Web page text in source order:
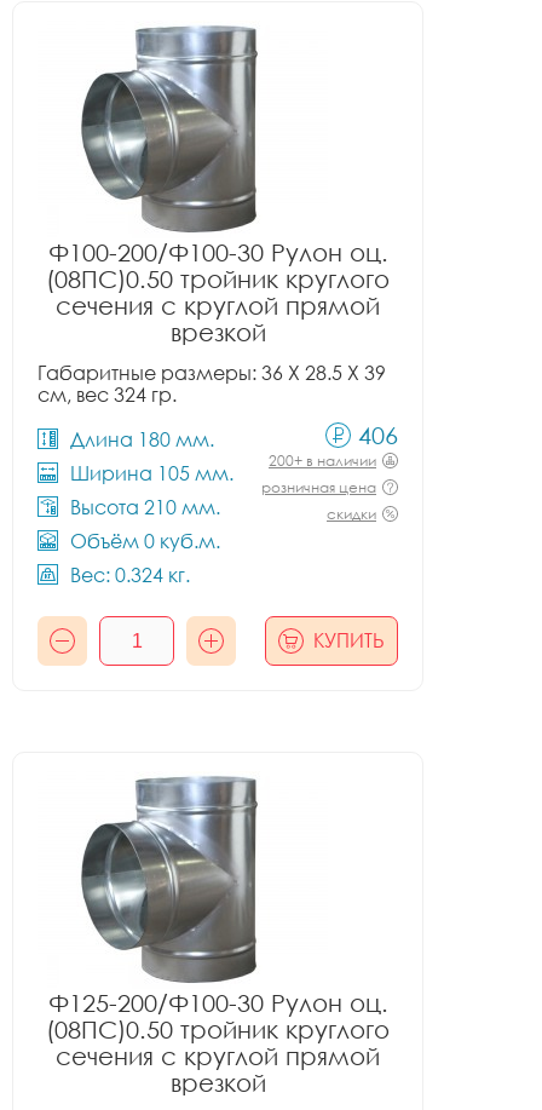
Ф100-200/Ф100-30 Рулон оц.
(08ПС)0.50 тройник круглого
сечения с круглой прямой
врезкой
Габаритные размеры: 36 X 28.5 X 39
см, вес 324 гр.
Длина 180 мм.
Ширина 105 мм.
Высота 210 мм.
Объём 0 куб.м.
Вес: 0.324 кг.
406
200+ в наличии
розничная цена
скидки
КУПИТЬ
Ф125-200/Ф100-30 Рулон оц.
(08ПС)0.50 тройник круглого
сечения с круглой прямой
врезкой